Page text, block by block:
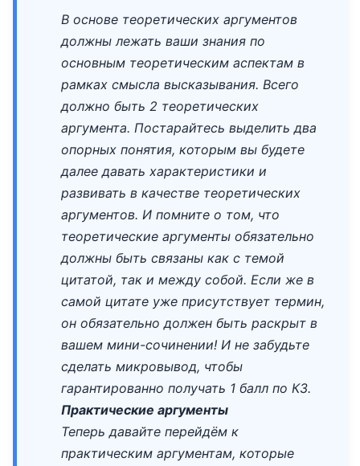
В основе теоретических аргументов
должны лежать ваши знания по
основным теоретическим аспектам в
рамках смысла высказывания. Всего
должно быть 2 теоретических
аргумента. Постарайтесь выделить два
опорных понятия, которым вы будете
далее давать характеристики и
развивать в качестве теоретических
аргументов. И помните о том, что
теоретические аргументы обязательно
должны быть связаны как с темой
цитатой, так и между собой. Если же в
самой цитате уже присутствует термин,
он обязательно должен быть раскрыт в
вашем мини-сочинении! И не забудьте
сделать микровывод, чтобы
гарантированно получать 1 балл по К3.
Практические аргументы
Теперь давайте перейдём к
практическим аргументам, которые